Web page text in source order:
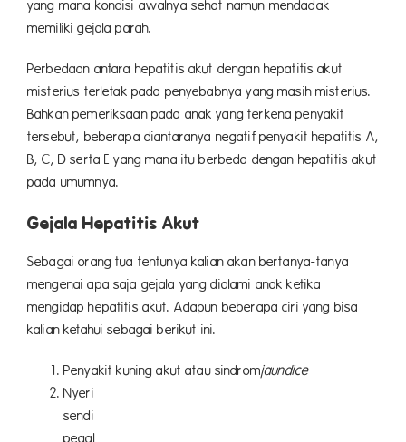
yang mana kondisi awalnya sehat namun mendadak
memiliki gejala parah.
Perbedaan antara hepatitis akut dengan hepatitis akut
misterius terletak pada penyebabnya yang masih misterius.
Bahkan pemeriksaan pada anak yang terkena penyakit
tersebut, beberapa diantaranya negatif penyakit hepatitis A,
B, C, D serta E yang mana itu berbeda dengan hepatitis akut
pada umumnya.
Gejala Hepatitis Akut
Sebagai orang tua tentunya kalian akan bertanya-tanya
mengenai apa saja gejala yang dialami anak ketika
mengidap hepatitis akut. Adapun beberapa ciri yang bisa
kalian ketahui sebagai berikut ini.
Penyakit kuning akut atau sindromjaundice
Nyeri
sendi
pegal